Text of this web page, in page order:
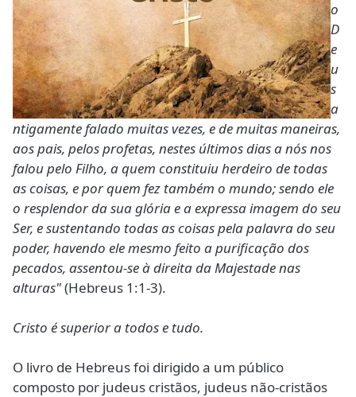
o
D
e
u
s
a
ntigamente falado muitas vezes, e de muitas maneiras,
aos pais, pelos profetas, nestes últimos dias a nós nos
falou pelo Filho, a quem constituiu herdeiro de todas
as coisas, e por quem fez também o mundo; sendo ele
o resplendor da sua glória e a expressa imagem do seu
Ser, e sustentando todas as coisas pela palavra do seu
poder, havendo ele mesmo feito a purificação dos
pecados, assentou-se à direita da Majestade nas
alturas"(Hebreus 1:1-3).
Cristo é superior a todos e tudo.
O livro de Hebreus foi dirigido a um público
composto por judeus cristãos, judeus não-cristãos